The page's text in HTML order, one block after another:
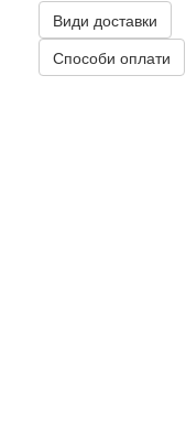
Види доставки
Способи оплати